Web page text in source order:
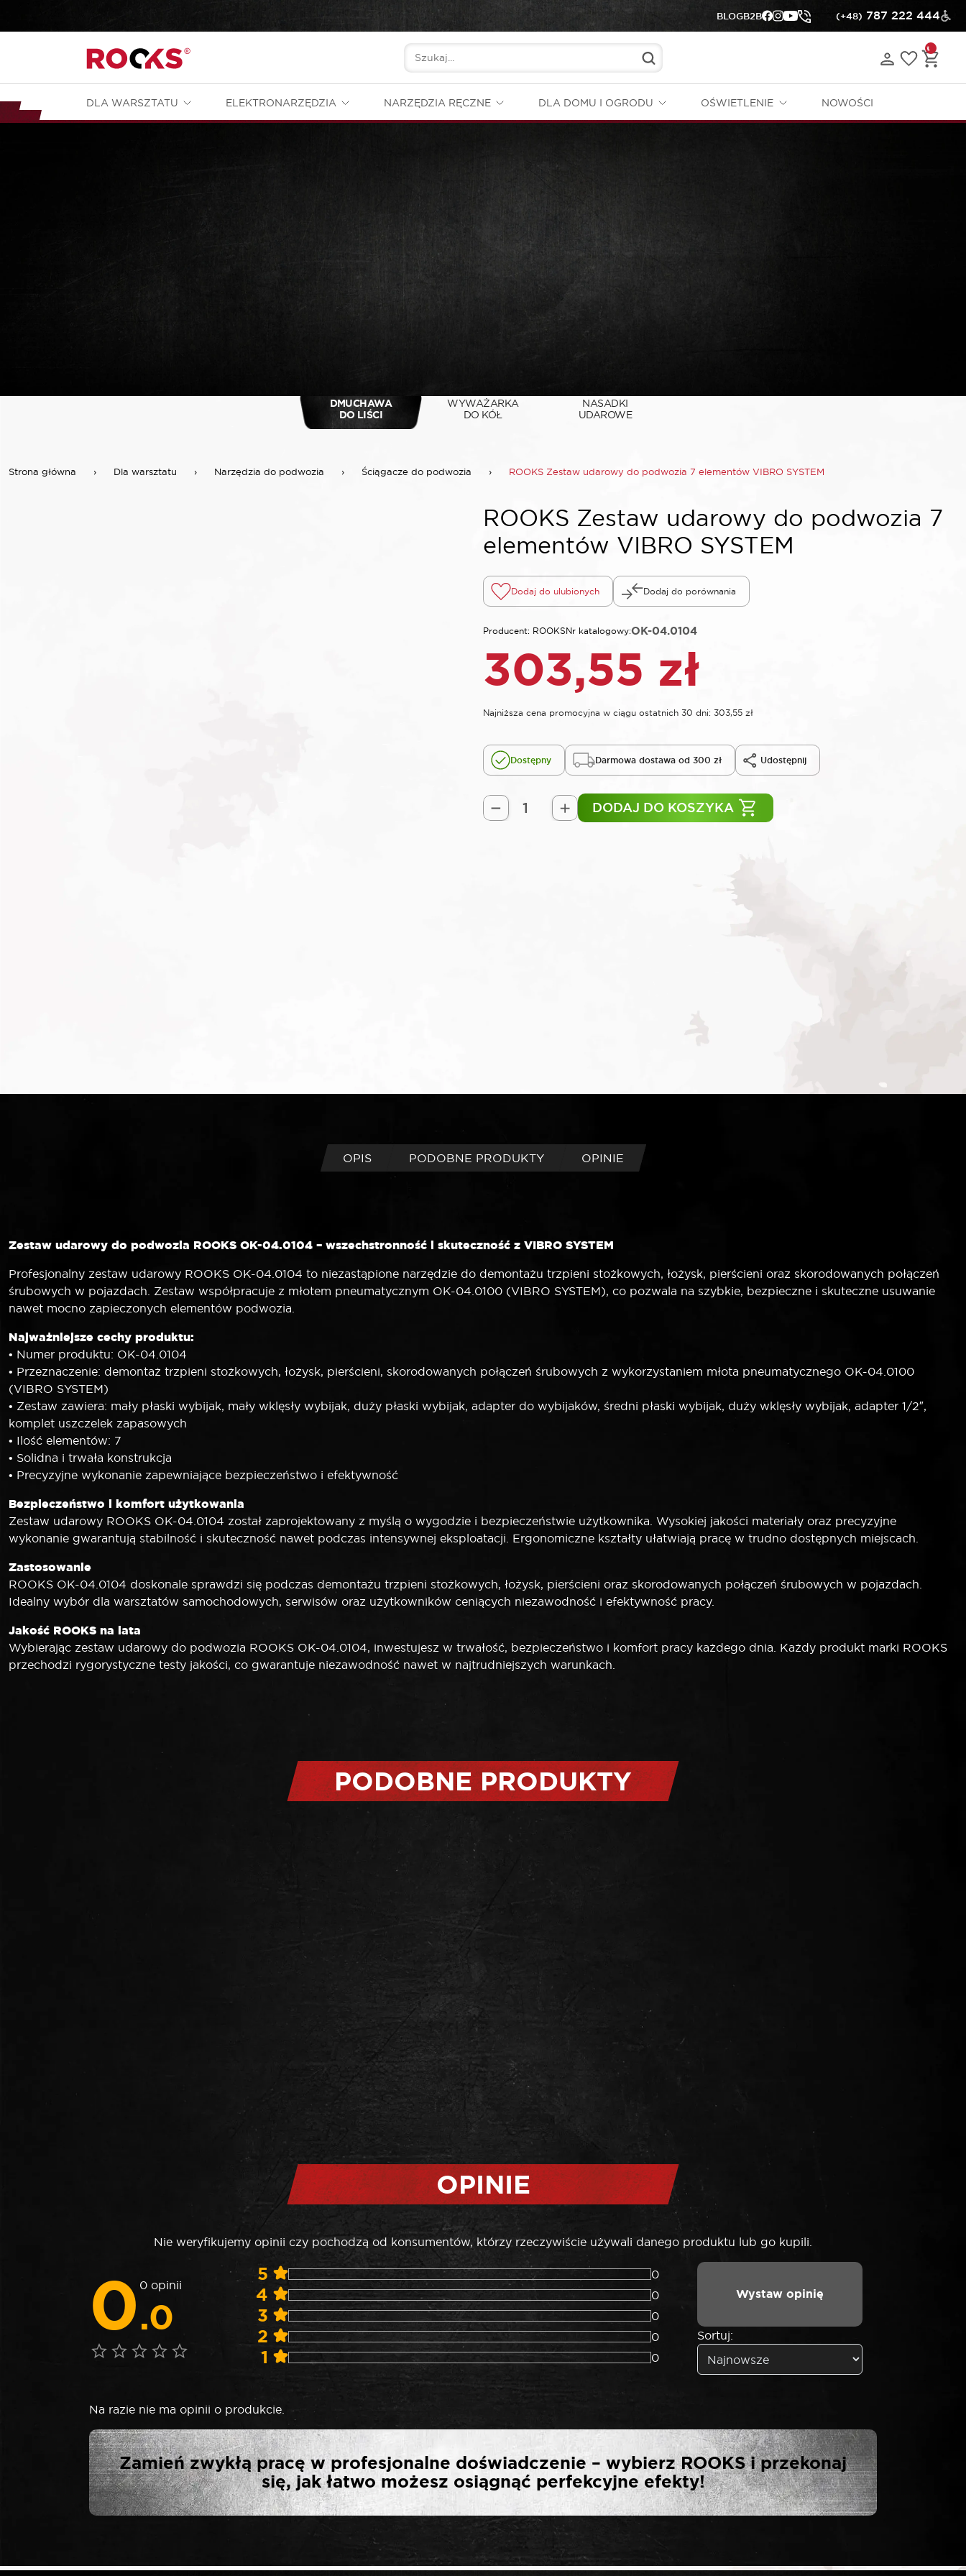
BLOGB2B (+48) 787 222 444
DLA WARSZTATU ELEKTRONARZĘDZIA NARZĘDZIA RĘCZNE DLA DOMU I OGRODU OŚWIETLENIE NOWOŚCI
DMUCHAWA
DO LIŚCI
WYWAŻARKA
DO KÓŁ
NASADKI
UDAROWE
Strona główna › Dla warsztatu › Narzędzia do podwozia › Ściągacze do podwozia › ROOKS Zestaw udarowy do podwozia 7 elementów VIBRO SYSTEM
ROOKS Zestaw udarowy do podwozia 7
elementów VIBRO SYSTEM
Dodaj do ulubionych Dodaj do porównania
Producent: ROOKSNr katalogowy:OK-04.0104
303,55 zł
Najniższa cena promocyjna w ciągu ostatnich 30 dni: 303,55 zł
Dostępny Darmowa dostawa od 300 zł Udostępnij
ilość
DODAJ DO KOSZYKA
OPIS PODOBNE PRODUKTY OPINIE
Zestaw udarowy do podwozia ROOKS OK-04.0104 – wszechstronność i skuteczność z VIBRO SYSTEM
Profesjonalny zestaw udarowy ROOKS OK-04.0104 to niezastąpione narzędzie do demontażu trzpieni stożkowych, łożysk, pierścieni oraz skorodowanych połączeń
śrubowych w pojazdach. Zestaw współpracuje z młotem pneumatycznym OK-04.0100 (VIBRO SYSTEM), co pozwala na szybkie, bezpieczne i skuteczne usuwanie
nawet mocno zapieczonych elementów podwozia.
Najważniejsze cechy produktu:
• Numer produktu: OK-04.0104
• Przeznaczenie: demontaż trzpieni stożkowych, łożysk, pierścieni, skorodowanych połączeń śrubowych z wykorzystaniem młota pneumatycznego OK-04.0100
(VIBRO SYSTEM)
• Zestaw zawiera: mały płaski wybijak, mały wklęsły wybijak, duży płaski wybijak, adapter do wybijaków, średni płaski wybijak, duży wklęsły wybijak, adapter 1/2″,
komplet uszczelek zapasowych
• Ilość elementów: 7
• Solidna i trwała konstrukcja
• Precyzyjne wykonanie zapewniające bezpieczeństwo i efektywność
Bezpieczeństwo i komfort użytkowania
Zestaw udarowy ROOKS OK-04.0104 został zaprojektowany z myślą o wygodzie i bezpieczeństwie użytkownika. Wysokiej jakości materiały oraz precyzyjne
wykonanie gwarantują stabilność i skuteczność nawet podczas intensywnej eksploatacji. Ergonomiczne kształty ułatwiają pracę w trudno dostępnych miejscach.
Zastosowanie
ROOKS OK-04.0104 doskonale sprawdzi się podczas demontażu trzpieni stożkowych, łożysk, pierścieni oraz skorodowanych połączeń śrubowych w pojazdach.
Idealny wybór dla warsztatów samochodowych, serwisów oraz użytkowników ceniących niezawodność i efektywność pracy.
Jakość ROOKS na lata
Wybierając zestaw udarowy do podwozia ROOKS OK-04.0104, inwestujesz w trwałość, bezpieczeństwo i komfort pracy każdego dnia. Każdy produkt marki ROOKS
przechodzi rygorystyczne testy jakości, co gwarantuje niezawodność nawet w najtrudniejszych warunkach.
PODOBNE PRODUKTY
OPINIE
Nie weryfikujemy opinii czy pochodzą od konsumentów, którzy rzeczywiście używali danego produktu lub go kupili.
0.0
0 opinii 5 0
4 0
3 0
2 0
1 0
Wystaw opinię
Sortuj:
Na razie nie ma opinii o produkcie.
NAPISZ PIERWSZĄ OPINIĘ O „ROOKS ZESTAW
UDAROWY DO PODWOZIA 7 ELEMENTÓW VIBRO
SYSTEM”
Wymagane pola są oznaczone*
Zamień zwykłą pracę w profesjonalne doświadczenie – wybierz ROOKS i przekonaj
się, jak łatwo możesz osiągnąć perfekcyjne efekty!